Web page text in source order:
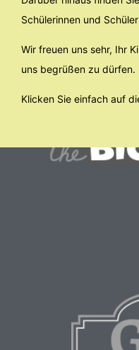
Schülerinnen und
Wir freuen uns sehr, Ihr
uns begrüßen zu dürfen.
Klicken Sie einfach auf